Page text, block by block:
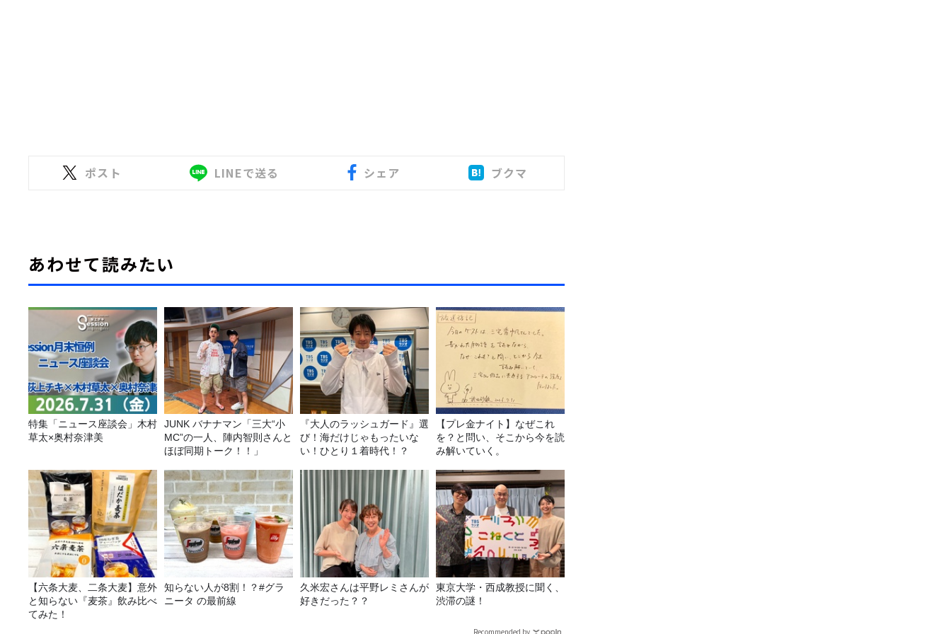
ポスト LINEで送る シェア ブクマ
あわせて読みたい
特集「ニュース座談会」木村
草太×奥村奈津美
JUNK バナナマン「三大“小
MC”の一人、陣内智則さんと
ほぼ同期トーク！！」
『大人のラッシュガード』選
び！海だけじゃもったいな
い！ひとり１着時代！？
【プレ金ナイト】なぜこれ
を？と問い、そこから今を読
み解いていく。
【六条大麦、二条大麦】意外
と知らない『麦茶』飲み比べ
てみた！
知らない人が8割！？#グラ
ニータ の最前線
久米宏さんは平野レミさんが
好きだった？？
東京大学・西成教授に聞く、
渋滞の謎！
Recommended by